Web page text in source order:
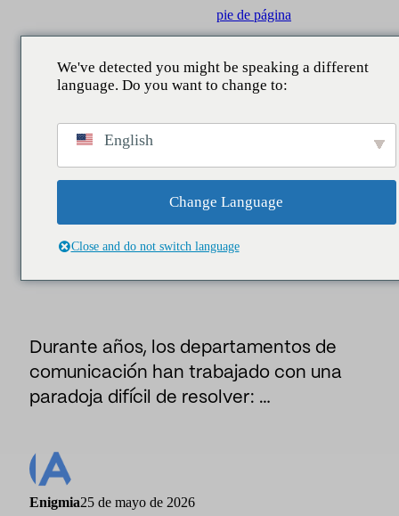
Saltar al pie de página
Legislativo
Data Lake
Contact center
Asistentes IA
Comunicación Corporativa
Reputación y marca
Directivos y liderazgo
Marketing y patrocinio
Audiencias y territorio
Medios de comunicación e informes
Instituciones públicas
Estudios
Business Intelligence
Noticias
/Noticias/ El problema del Dircom: cómo
demostrar que la comunicación aporta valor al negocio
Noticias,
EL PROBLEMA DEL DIRCOM: CÓMO
DEMOSTRAR QUE LA
APORTA VALOR AL NEGOCIO
Durante años, los departamentos de
comunicación han trabajado con una
paradoja difícil de resolver: …
Enigmia25 de mayo de 2026
We've detected you might be speaking a different
language. Do you want to change to:
English
Change Language
Close and do not switch language